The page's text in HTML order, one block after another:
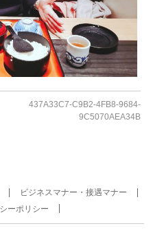
437A33C7-C9B2-4FB8-9684-
9C5070AEA34B
ビジネスマナー・接遇マナー
ーポリシー